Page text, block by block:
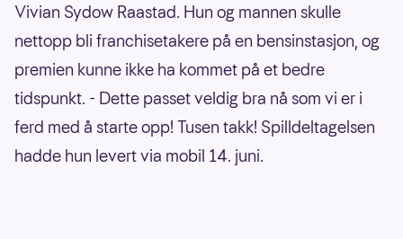
Vivian Sydow Raastad. Hun og mannen skulle
nettopp bli franchisetakere på en bensinstasjon, og
premien kunne ikke ha kommet på et bedre
tidspunkt. - Dette passet veldig bra nå som vi er i
ferd med å starte opp! Tusen takk! Spilldeltagelsen
hadde hun levert via mobil 14. juni.